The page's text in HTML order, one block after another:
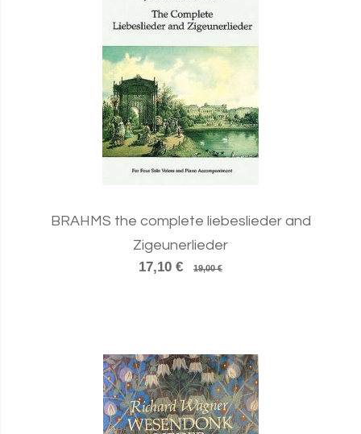
BRAHMS the complete liebeslieder and
Zigeunerlieder
17,10 €
19,00 €